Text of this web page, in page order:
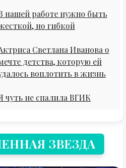
нашей работе нужно быть
но гибкой
Светлана Иванова о
детства, которую ей
воплотить в жизнь
чуть не спалила ВГИК
ЗВЕЗДА